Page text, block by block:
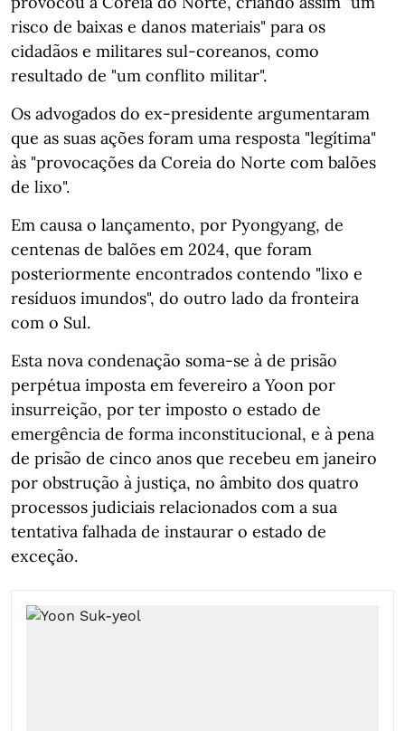
risco de baixas e danos materiais" para os
cidadãos e militares sul-coreanos, como
resultado de "um conflito militar".
Os advogados do ex-presidente argumentaram
que as suas ações foram uma resposta "legítima"
às "provocações da Coreia do Norte com balões
de lixo".
Em causa o lançamento, por Pyongyang, de
centenas de balões em 2024, que foram
posteriormente encontrados contendo "lixo e
resíduos imundos", do outro lado da fronteira
com o Sul.
Esta nova condenação soma-se à de prisão
perpétua imposta em fevereiro a Yoon por
insurreição, por ter imposto o estado de
emergência de forma inconstitucional, e à pena
de prisão de cinco anos que recebeu em janeiro
por obstrução à justiça, no âmbito dos quatro
processos judiciais relacionados com a sua
tentativa falhada de instaurar o estado de
exceção.